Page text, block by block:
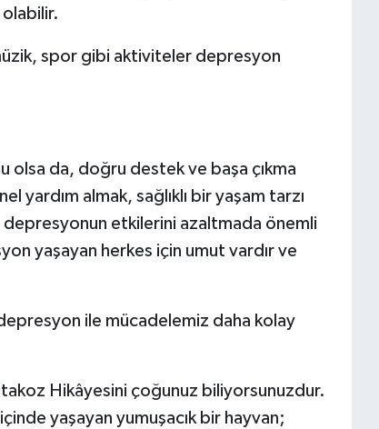
olabilir.
spor gibi aktiviteler depresyon
olsa da, doğru destek ve başa çıkma
almak, sağlıklı bir yaşam tarzı
etkilerini azaltmada önemli
yaşayan herkes için umut vardır ve
ile mücadelemiz daha kolay
Hikâyesini çoğunuz biliyorsunuzdur.
yaşayan yumuşacık bir hayvan;